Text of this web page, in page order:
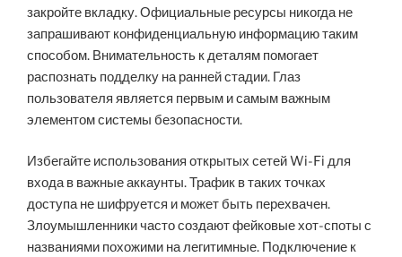
закройте вкладку. Официальные ресурсы никогда не
запрашивают конфиденциальную информацию таким
способом. Внимательность к деталям помогает
распознать подделку на ранней стадии. Глаз
пользователя является первым и самым важным
элементом системы безопасности.
Избегайте использования открытых сетей Wi-Fi для
входа в важные аккаунты. Трафик в таких точках
доступа не шифруется и может быть перехвачен.
Злоумышленники часто создают фейковые хот-споты с
названиями похожими на легитимные. Подключение к